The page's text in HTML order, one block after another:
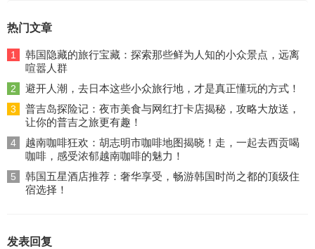
热门文章
1
韩国隐藏的旅行宝藏：探索那些鲜为人知的小众景点，远离
喧嚣人群
2 避开人潮，去日本这些小众旅行地，才是真正懂玩的方式！
3
普吉岛探险记：夜市美食与网红打卡店揭秘，攻略大放送，
让你的普吉之旅更有趣！
4
越南咖啡狂欢：胡志明市咖啡地图揭晓！走，一起去西贡喝
咖啡，感受浓郁越南咖啡的魅力！
5
韩国五星酒店推荐：奢华享受，畅游韩国时尚之都的顶级住
宿选择！
发表回复